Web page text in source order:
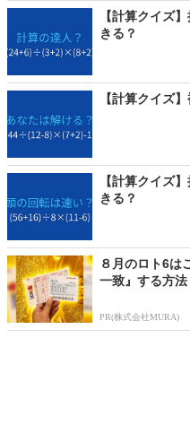
【計算クイズ
きる？
【計算クイズ
【計算クイズ
きる？
８月のロト6は
一致』する方法
PR(株式会社MURA)